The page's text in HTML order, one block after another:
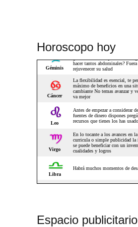
Horoscopo hoy
Espacio publicitario